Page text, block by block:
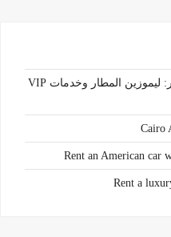
ايجار مرسيدس V_Class في مصر: ليموزين المطار وخدمات VIP
Cairo
Rent an American car
Rent a